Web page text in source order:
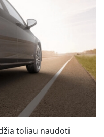
toliau naudoti